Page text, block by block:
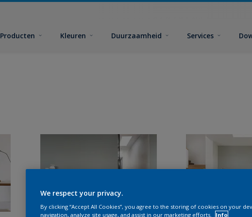
Producten Kleuren Duurzaamheid Services
We respect your privacy.
By clicking “Accept All Cookies”, you agree to the storing of cookies on your
navigation, analyze site usage, and assist in our marketing efforts.
Info